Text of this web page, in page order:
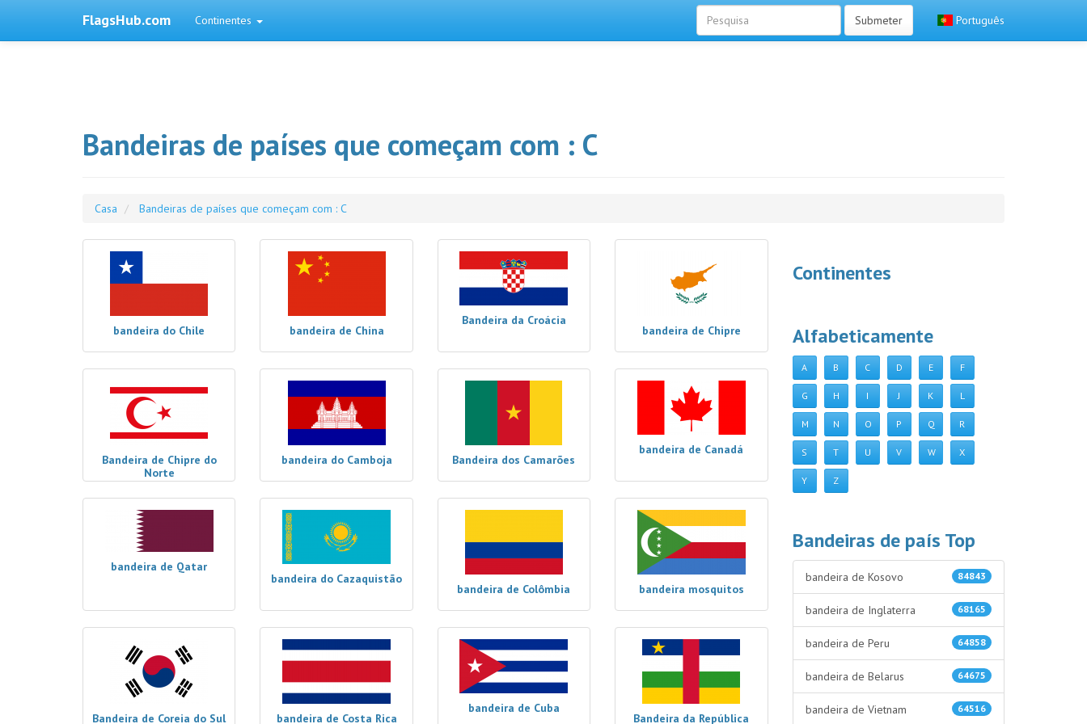
FlagsHub.com Continentes Português
Submeter
Bandeiras de países que começam com : C
Casa Bandeiras de países que começam com : C
bandeira do Chile bandeira de China
Bandeira da Croácia
bandeira de Chipre
Bandeira de Chipre do
Norte
bandeira do Camboja Bandeira dos Camarões
bandeira de Canadá
bandeira de Qatar
bandeira do Cazaquistão
bandeira de Colômbia bandeira mosquitos
Bandeira de Coreia do Sul bandeira de Costa Rica
bandeira de Cuba
Bandeira da República
Continentes
Alfabeticamente
A B C D E F
G H I J K L
M N O P Q R
S T U V W X
Y Z
Bandeiras de país Top
84843
bandeira de Kosovo
68165
bandeira de Inglaterra
64858
bandeira de Peru
64675
bandeira de Belarus
64516
bandeira de Vietnam